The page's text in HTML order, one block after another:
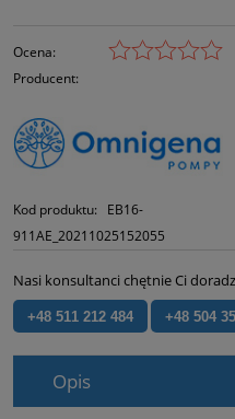
Ocena:
Producent:
Kod produktu:
EB16-
911AE_20211025152055
Nasi konsultanci chętnie Ci
+48 511 212 484 +48 504
Opis